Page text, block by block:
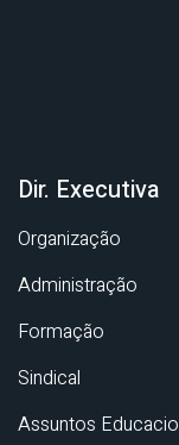
Dir. Executiva
Organização
Administração
Formação
Sindical
Assuntos